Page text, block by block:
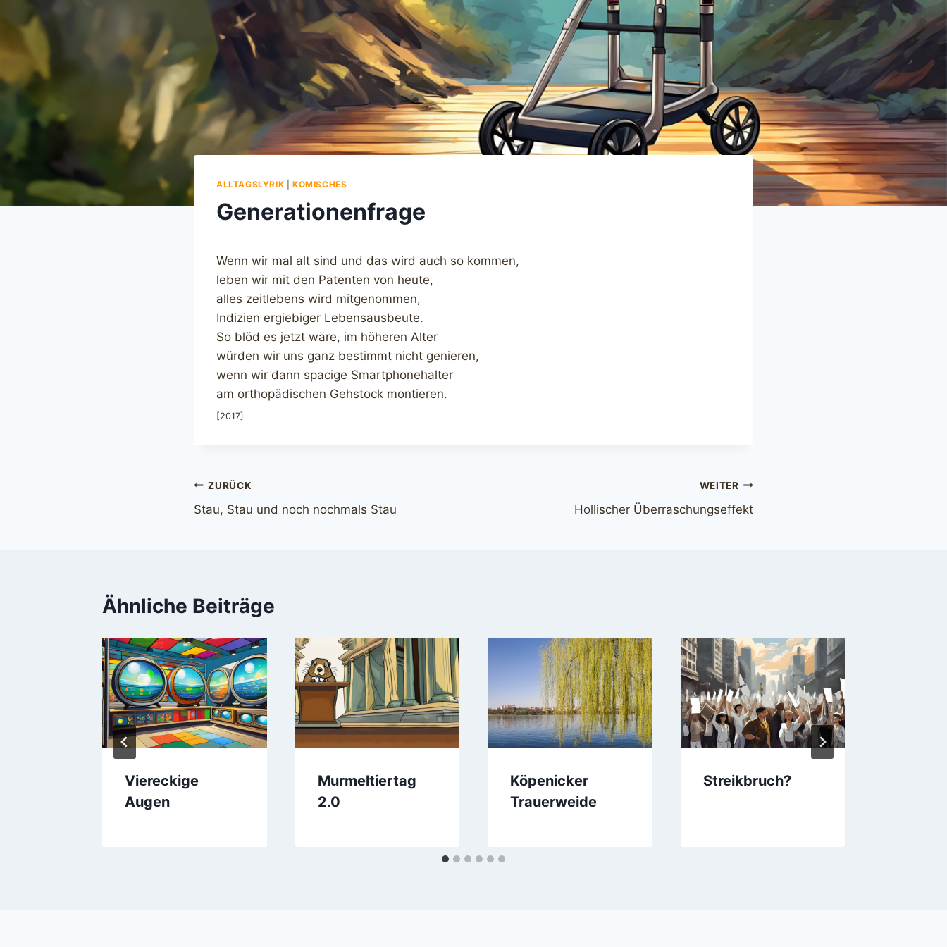
ALLTAGSLYRIK KOMISCHES
Generationenfrage
Wenn wir mal alt sind und das wird auch so kommen,
leben wir mit den Patenten von heute,
alles zeitlebens wird mitgenommen,
Indizien ergiebiger Lebensausbeute.
So blöd es jetzt wäre, im höheren Alter
würden wir uns ganz bestimmt nicht genieren,
wenn wir dann spacige Smartphonehalter
am orthopädischen Gehstock montieren.
[2017]
Beitragsnavigation
ZURÜCK
Stau, Stau und noch nochmals Stau
WEITER
Hollischer Überraschungseffekt
Ähnliche Beiträge
Viereckige
Augen
Murmeltiertag
2.0
Köpenicker
Trauerweide
Streikbruch?